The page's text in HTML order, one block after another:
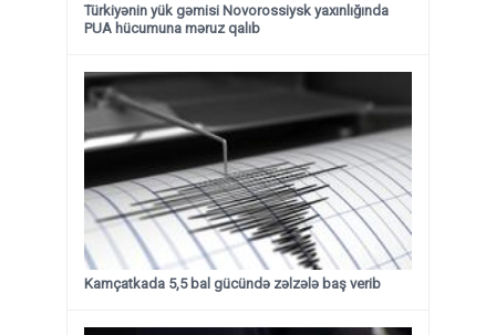
Türkiyənin yük gəmisi Novorossiysk yaxınlığında
PUA hücumuna məruz qalıb
Kamçatkada 5,5 bal gücündə zəlzələ baş verib